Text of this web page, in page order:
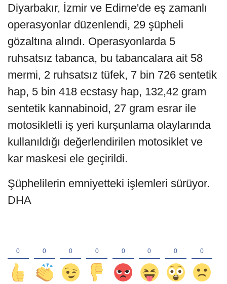
Diyarbakır, İzmir ve Edirne'de eş zamanlı
operasyonlar düzenlendi, 29 şüpheli
gözaltına alındı. Operasyonlarda 5
ruhsatsız tabanca, bu tabancalara ait 58
mermi, 2 ruhsatsız tüfek, 7 bin 726 sentetik
hap, 5 bin 418 ecstasy hap, 132,42 gram
sentetik kannabinoid, 27 gram esrar ile
motosikletli iş yeri kurşunlama olaylarında
kullanıldığı değerlendirilen motosiklet ve
kar maskesi ele geçirildi.
Şüphelilerin emniyetteki işlemleri sürüyor.
DHA